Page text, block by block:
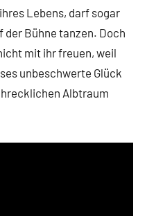
Lebens, darf sogar
der Bühne tanzen. Doch
mit ihr freuen, weil
unbeschwerte Glück
Albtraum